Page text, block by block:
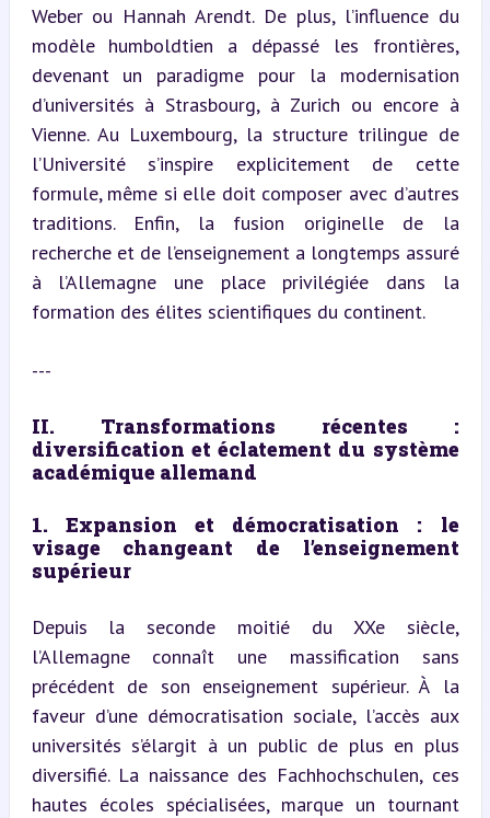
Weber ou Hannah Arendt. De plus, l’influence du
modèle humboldtien a dépassé les frontières,
devenant un paradigme pour la modernisation
d’universités à Strasbourg, à Zurich ou encore à
Vienne. Au Luxembourg, la structure trilingue de
l’Université s’inspire explicitement de cette
formule, même si elle doit composer avec d’autres
traditions. Enfin, la fusion originelle de la
recherche et de l’enseignement a longtemps assuré
à l’Allemagne une place privilégiée dans la
formation des élites scientifiques du continent.
---
II. Transformations récentes :
diversification et éclatement du système
académique allemand
1. Expansion et démocratisation : le
visage changeant de l’enseignement
supérieur
Depuis la seconde moitié du XXe siècle,
l’Allemagne connaît une massification sans
précédent de son enseignement supérieur. À la
faveur d’une démocratisation sociale, l’accès aux
universités s’élargit à un public de plus en plus
diversifié. La naissance des Fachhochschulen, ces
hautes écoles spécialisées, marque un tournant